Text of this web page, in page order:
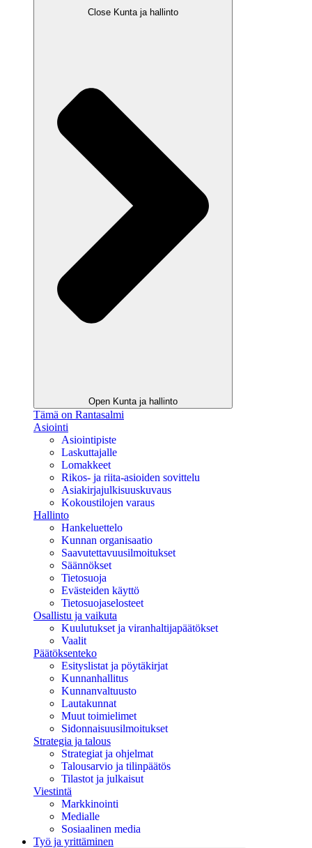
Close Kunta ja hallinto
Open Kunta ja hallinto
Tämä on Rantasalmi
Asiointi
Asiointipiste
Laskuttajalle
Lomakkeet
Rikos- ja riita-asioiden sovittelu
Asiakirjajulkisuuskuvaus
Kokoustilojen varaus
Hallinto
Hankeluettelo
Kunnan organisaatio
Saavutettavuusilmoitukset
Säännökset
Tietosuoja
Evästeiden käyttö
Tietosuojaselosteet
Osallistu ja vaikuta
Kuulutukset ja viranhaltijapäätökset
Vaalit
Päätöksenteko
Esityslistat ja pöytäkirjat
Kunnanhallitus
Kunnanvaltuusto
Lautakunnat
Muut toimielimet
Sidonnaisuusilmoitukset
Strategia ja talous
Strategiat ja ohjelmat
Talousarvio ja tilinpäätös
Tilastot ja julkaisut
Viestintä
Markkinointi
Medialle
Sosiaalinen media
Työ ja yrittäminen